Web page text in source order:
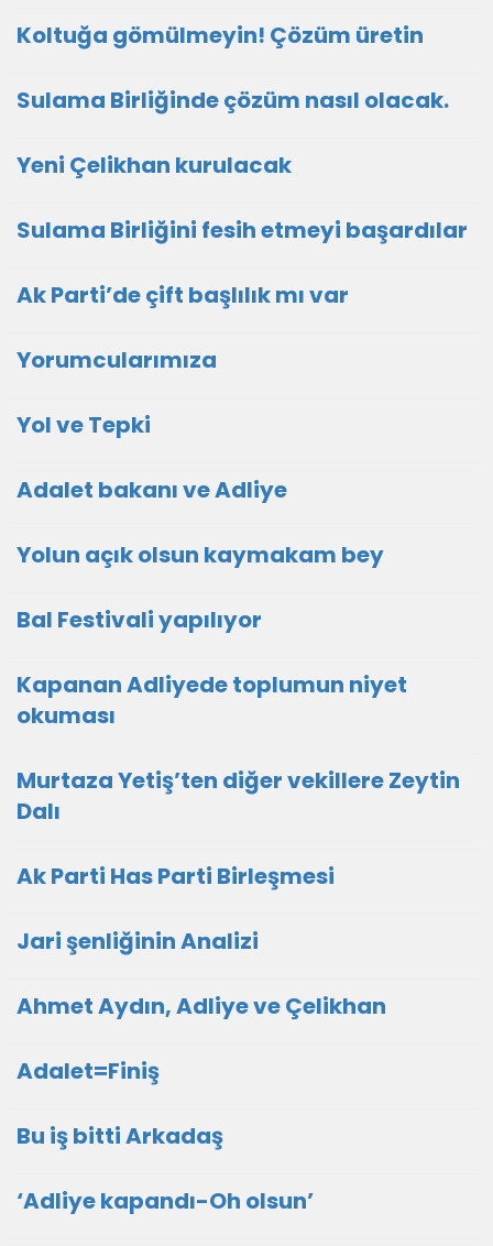
Koltuğa gömülmeyin! Çözüm üretin
Sulama Birliğinde çözüm nasıl olacak.
Yeni Çelikhan kurulacak
Sulama Birliğini fesih etmeyi başardılar
Ak Parti’de çift başlılık mı var
Yorumcularımıza
Yol ve Tepki
Adalet bakanı ve Adliye
Yolun açık olsun kaymakam bey
Bal Festivali yapılıyor
Kapanan Adliyede toplumun niyet
okuması
Murtaza Yetiş’ten diğer vekillere Zeytin
Dalı
Ak Parti Has Parti Birleşmesi
Jari şenliğinin Analizi
Ahmet Aydın, Adliye ve Çelikhan
Adalet=Finiş
Bu iş bitti Arkadaş
‘Adliye kapandı-Oh olsun’